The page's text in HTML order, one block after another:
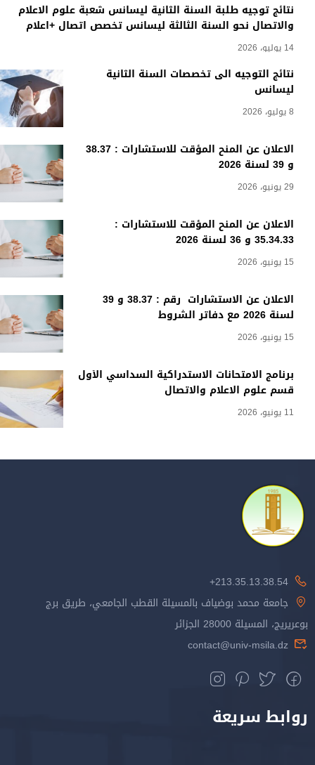
نتائج توجيه طلبة السنة الثانية ليسانس شعبة علوم الاعلام
والاتصال نحو السنة الثالثة ليسانس تخصص اتصال +اعلام
14 يوليو، 2026
نتائج التوجيه الى تخصصات السنة الثانية
ليسانس
8 يوليو، 2026
الاعلان عن المنح المؤقت للاستشارات : 38.37
و 39 لسنة 2026
29 يونيو، 2026
الاعلان عن المنح المؤقت للاستشارات :
35.34.33 و 36 لسنة 2026
15 يونيو، 2026
الاعلان عن الاستشارات رقم : 38.37 و 39
لسنة 2026 مع دفاتر الشروط
15 يونيو، 2026
برنامج الامتحانات الاستدراكية السداسي الأول
قسم علوم الاعلام والاتصال
11 يونيو، 2026
213.35.13.38.54+
جامعة محمد بوضياف بالمسيلة القطب الجامعي، طريق برج
بوعريريج، المسيلة 28000 الجزائر
contact@univ-msila.dz
روابط سريعة